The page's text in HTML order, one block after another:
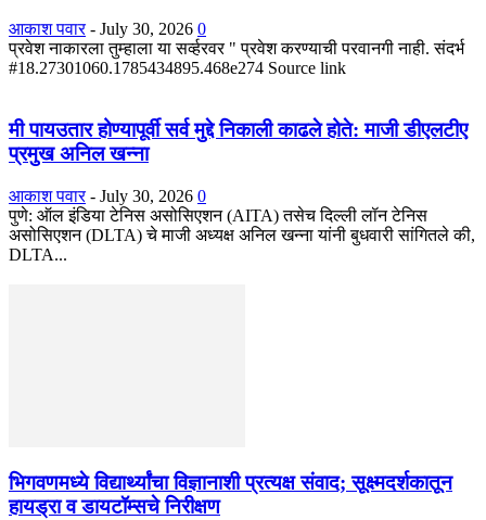
आकाश पवार - July 30, 2026 0
प्रवेश नाकारला तुम्हाला या सर्व्हरवर " प्रवेश करण्याची परवानगी नाही. संदर्भ
#18.27301060.1785434895.468e274 Source link
मी पायउतार होण्यापूर्वी सर्व मुद्दे निकाली काढले होते: माजी डीएलटीए
प्रमुख अनिल खन्ना
आकाश पवार - July 30, 2026 0
पुणे: ऑल इंडिया टेनिस असोसिएशन (AITA) तसेच दिल्ली लॉन टेनिस
असोसिएशन (DLTA) चे माजी अध्यक्ष अनिल खन्ना यांनी बुधवारी सांगितले की,
DLTA...
भिगवणमध्ये विद्यार्थ्यांचा विज्ञानाशी प्रत्यक्ष संवाद; सूक्ष्मदर्शकातून
हायड्रा व डायटॉम्सचे निरीक्षण